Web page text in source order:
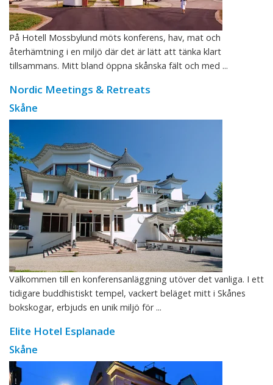
På Hotell Mossbylund möts konferens, hav, mat och
återhämtning i en miljö där det är lätt att tänka klart
tillsammans. Mitt bland öppna skånska fält och med ...
Nordic Meetings & Retreats
Skåne
Välkommen till en konferensanläggning utöver det vanliga. I ett
tidigare buddhistiskt tempel, vackert beläget mitt i Skånes
bokskogar, erbjuds en unik miljö för ...
Elite Hotel Esplanade
Skåne